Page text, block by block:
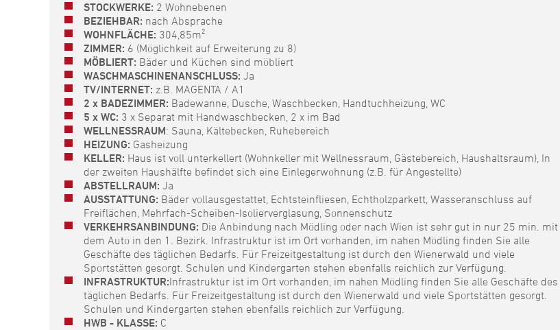
STOCKWERKE: 2 Wohnebenen
BEZIEHBAR: nach Absprache
WOHNFLÄCHE: 304,85m²
ZIMMER: 6 (Möglichkeit auf Erweiterung zu 8)
MÖBLIERT: Bäder und Küchen sind möbliert
WASCHMASCHINENANSCHLUSS: Ja
TV/INTERNET: z.B. MAGENTA / A1
2 x BADEZIMMER: Badewanne, Dusche, Waschbecken, Handtuchheizung, WC
5 x WC: 3 x Separat mit Handwaschbecken, 2 x im Bad
WELLNESSRAUM: Sauna, Kältebecken, Ruhebereich
HEIZUNG: Gasheizung
KELLER: Haus ist voll unterkellert (Wohnkeller mit Wellnessraum, Gästebereich, Haushaltsraum), In
der zweiten Haushälfte befindet sich eine Einlegerwohnung (z.B. für Angestellte)
ABSTELLRAUM: Ja
AUSSTATTUNG: Bäder vollausgestattet, Echtsteinfliesen, Echtholzparkett, Wasseranschluss auf
Freiflächen, Mehrfach-Scheiben-Isolierverglasung, Sonnenschutz
VERKEHRSANBINDUNG: Die Anbindung nach Mödling oder nach Wien ist sehr gut in nur 25 min. mit
dem Auto in den 1. Bezirk. Infrastruktur ist im Ort vorhanden, im nahen Mödling finden Sie alle
Geschäfte des täglichen Bedarfs. Für Freizeitgestaltung ist durch den Wienerwald und viele
Sportstätten gesorgt. Schulen und Kindergarten stehen ebenfalls reichlich zur Verfügung.
INFRASTRUKTUR:Infrastruktur ist im Ort vorhanden, im nahen Mödling finden Sie alle Geschäfte des
täglichen Bedarfs. Für Freizeitgestaltung ist durch den Wienerwald und viele Sportstätten gesorgt.
Schulen und Kindergarten stehen ebenfalls reichlich zur Verfügung.
HWB - KLASSE: C